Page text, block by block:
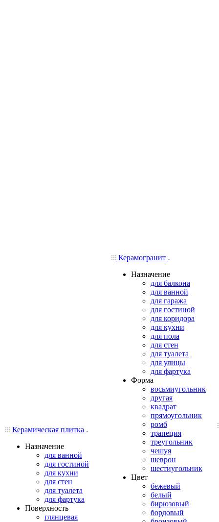
Керамическая плитка
Назначение
для ванной
для гостиной
для кухни
для стен
для туалета
для фартука
Поверхность
глянцевая
Керамогранит
Назначение
для балкона
для ванной
для гаража
для гостиной
для коридора
для кухни
для пола
для стен
для туалета
для улицы
для фартука
Форма
восьмиугольник
другая
квадрат
прямоугольник
ромб
трапеция
треугольник
чешуя
шеврон
шестиугольник
Цвет
бежевый
белый
бирюзовый
бордовый